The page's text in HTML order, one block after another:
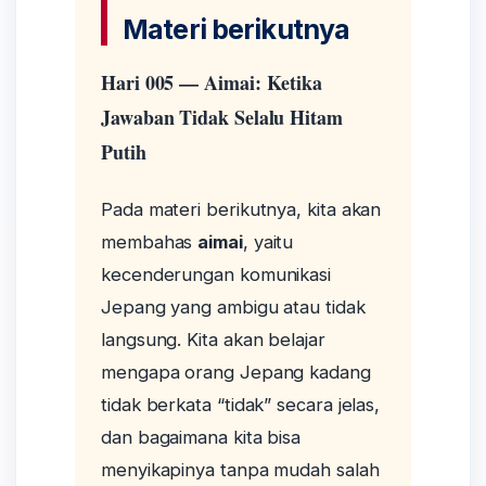
Materi berikutnya
Hari 005 — Aimai: Ketika
Jawaban Tidak Selalu Hitam
Putih
Pada materi berikutnya, kita akan
membahas aimai, yaitu
kecenderungan komunikasi
Jepang yang ambigu atau tidak
langsung. Kita akan belajar
mengapa orang Jepang kadang
tidak berkata “tidak” secara jelas,
dan bagaimana kita bisa
menyikapinya tanpa mudah salah